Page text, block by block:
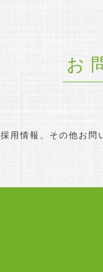
お
採用情報、その他お問